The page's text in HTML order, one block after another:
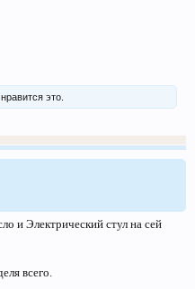
нравится это.
и Электрический стул на сей
всего.